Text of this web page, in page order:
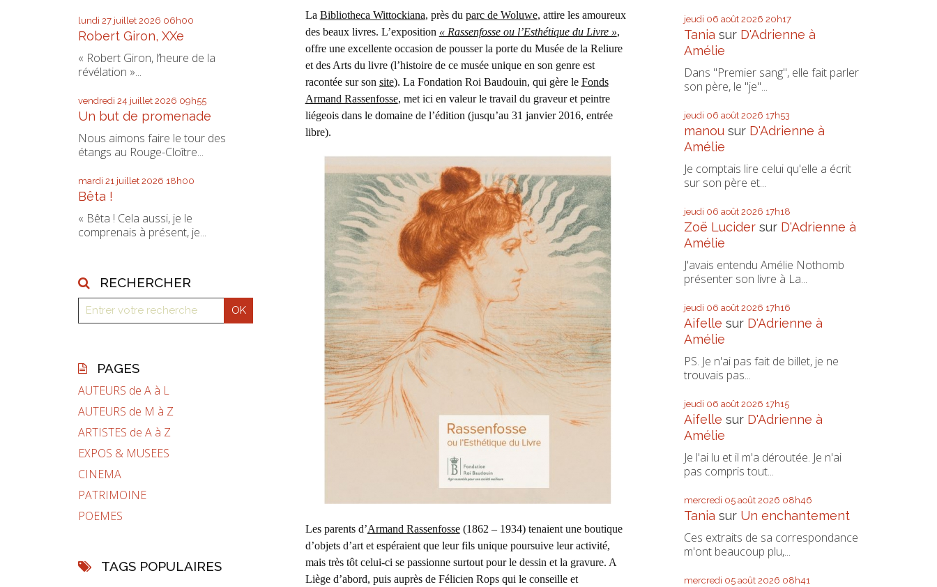
lundi 27 juillet 2026 06h00
Robert Giron, XXe
« Robert Giron, l’heure de la
révélation »...
vendredi 24 juillet 2026 09h55
Un but de promenade
Nous aimons faire le tour des
étangs au Rouge-Cloître...
mardi 21 juillet 2026 18h00
Bêta !
« Bêta ! Cela aussi, je le
comprenais à présent, je...
RECHERCHER
PAGES
AUTEURS de A à L
AUTEURS de M à Z
ARTISTES de A à Z
EXPOS & MUSEES
CINEMA
PATRIMOINE
POEMES
TAGS POPULAIRES
La Bibliotheca Wittockiana, près du parc de Woluwe, attire les amoureux
des beaux livres. L’exposition « Rassenfosse ou l’Esthétique du Livre »,
offre une excellente occasion de pousser la porte du Musée de la Reliure
et des Arts du livre (l’histoire de ce musée unique en son genre est
racontée sur son site). La Fondation Roi Baudouin, qui gère le Fonds
Armand Rassenfosse, met ici en valeur le travail du graveur et peintre
liégeois dans le domaine de l’édition (jusqu’au 31 janvier 2016, entrée
libre).
Les parents d’Armand Rassenfosse(1862 – 1934) tenaient une boutique
d’objets d’art et espéraient que leur fils unique poursuive leur activité,
mais très tôt celui-ci se passionne surtout pour le dessin et la gravure. A
Liège d’abord, puis auprès de Félicien Rops qui le conseille et
jeudi 06 août 2026 20h17
Tania sur D'Adrienne à
Amélie
Dans "Premier sang", elle fait parler
son père, le "je"...
jeudi 06 août 2026 17h53
manousur D'Adrienne à
Amélie
Je comptais lire celui qu'elle a écrit
sur son père et...
jeudi 06 août 2026 17h18
Zoë Lucidersur D'Adrienne à
Amélie
J'avais entendu Amélie Nothomb
présenter son livre à La...
jeudi 06 août 2026 17h16
Aifelle sur D'Adrienne à
Amélie
PS. Je n'ai pas fait de billet, je ne
trouvais pas...
jeudi 06 août 2026 17h15
Aifelle sur D'Adrienne à
Amélie
Je l'ai lu et il m'a déroutée. Je n'ai
pas compris tout...
mercredi 05 août 2026 08h46
Tania sur Un enchantement
Ces extraits de sa correspondance
m'ont beaucoup plu,...
mercredi 05 août 2026 08h41